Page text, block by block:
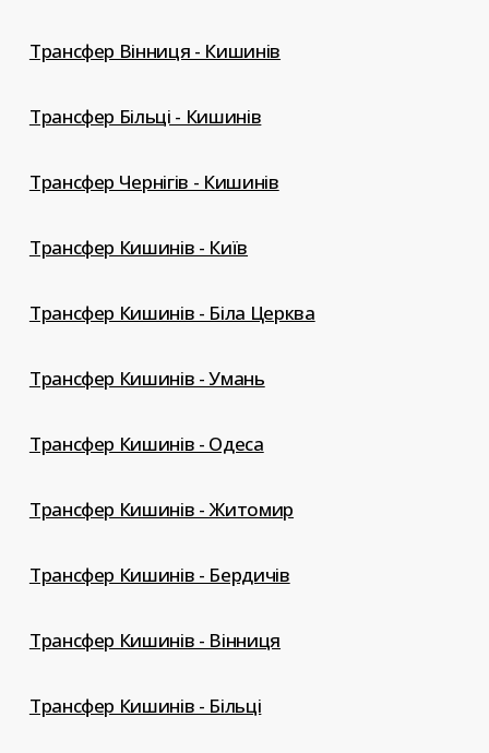
Трансфер Вінниця - Кишинів
Трансфер Більці - Кишинів
Трансфер Чернігів - Кишинів
Трансфер Кишинів - Київ
Трансфер Кишинів - Біла Церква
Трансфер Кишинів - Умань
Трансфер Кишинів - Одеса
Трансфер Кишинів - Житомир
Трансфер Кишинів - Бердичів
Трансфер Кишинів - Вінниця
Трансфер Кишинів - Більці